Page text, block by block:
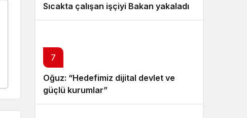
Sıcakta çalışan işçiyi Bakan yakaladı
7
Oğuz: “Hedefimiz dijital devlet ve
güçlü kurumlar”